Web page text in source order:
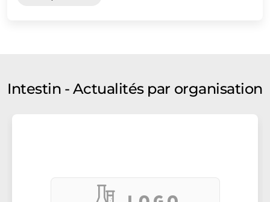
Intestin - Actualités par organisation